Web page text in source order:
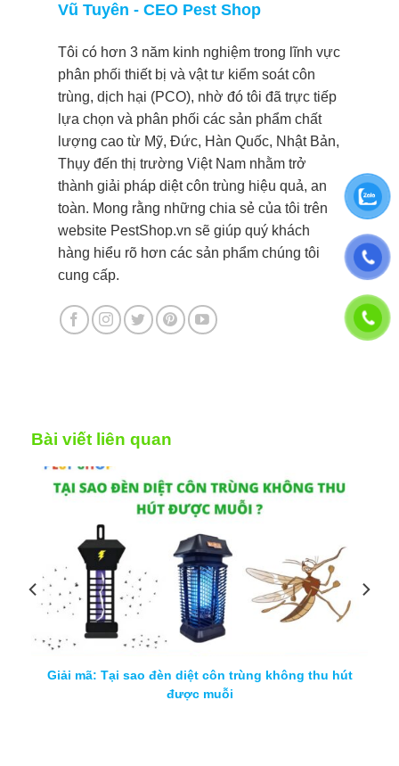
Vũ Tuyên - CEO Pest Shop
Tôi có hơn 3 năm kinh nghiệm trong lĩnh vực
phân phối thiết bị và vật tư kiểm soát côn
trùng, dịch hại (PCO), nhờ đó tôi đã trực tiếp
lựa chọn và phân phối các sản phẩm chất
lượng cao từ Mỹ, Đức, Hàn Quốc, Nhật Bản,
Thụy đến thị trường Việt Nam nhằm trở
thành giải pháp diệt côn trùng hiệu quả, an
toàn. Mong rằng những chia sẻ của tôi trên
website PestShop.vn sẽ giúp quý khách
hàng hiểu rõ hơn các sản phẩm chúng tôi
cung cấp.
Bài viết liên quan
5+ Tiêu chuẩn chọn đèn diệt côn trùng cho kho bãi